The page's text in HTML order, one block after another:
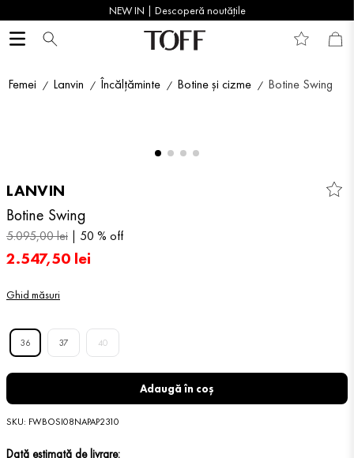
NEW IN | Descoperă noutățile
Femei Lanvin Încălțăminte Botine și cizme Botine Swing
LANVIN
Botine Swing
5.095,00lei 50 % off
2.547,50 lei
Ghid măsuri
36 37 40
Adaugă în coș
SKU: FWBOSI08NAPAP2310
Dată estimată de livrare: